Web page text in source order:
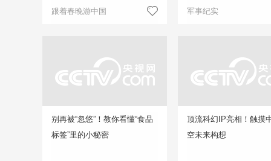
跟着春晚游中国 军事纪实
别再被“忽悠”！教你看懂“食品
标签”里的小秘密
顶流科幻IP亮相！触摸
空未来构想